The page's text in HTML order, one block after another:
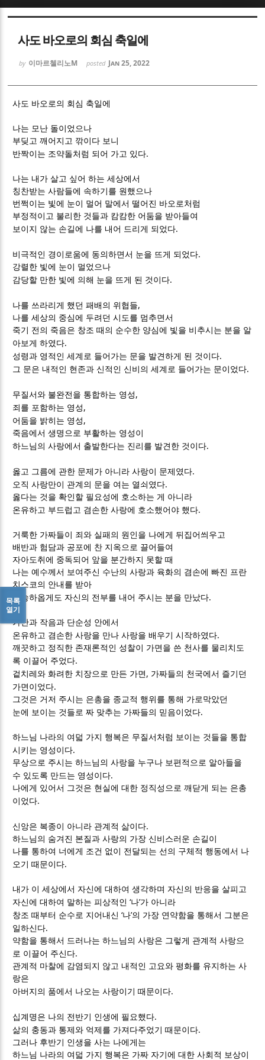
사도 바오로의 회심 축일에
by 이마르첼리노M posted Jan 25, 2022
사도 바오로의 회심 축일에
나는 모난 돌이었으나
부딪고 깨어지고 깎이다 보니
반짝이는 조약돌처럼 되어 가고 있다.
나는 내가 살고 싶어 하는 세상에서
칭찬받는 사람들에 속하기를 원했으나
번쩍이는 빛에 눈이 멀어 말에서 떨어진 바오로처럼
부정적이고 불리한 것들과 캄캄한 어둠을 받아들여
보이지 않는 손길에 나를 내어 드리게 되었다.
비극적인 경이로움에 동의하면서 눈을 뜨게 되었다.
강렬한 빛에 눈이 멀었으나
감당할 만한 빛에 의해 눈을 뜨게 된 것이다.
나를 쓰라리게 했던 패배의 위협들,
나를 세상의 중심에 두려던 시도를 멈추면서
죽기 전의 죽음은 창조 때의 순수한 양심에 빛을 비추시는 분을 알
아보게 하였다.
성령과 영적인 세계로 들어가는 문을 발견하게 된 것이다.
그 문은 내적인 현존과 신적인 신비의 세계로 들어가는 문이었다.
무질서와 불완전을 통합하는 영성 ,
죄를 포함하는 영성 ,
어둠을 밝히는 영성 ,
죽음에서 생명으로 부활하는 영성이
하느님의 사랑에서 출발한다는 진리를 발견한 것이다.
옳고 그름에 관한 문제가 아니라 사랑이 문제였다.
오직 사랑만이 관계의 문을 여는 열쇠였다.
옳다는 것을 확인할 필요성에 호소하는 게 아니라
온유하고 부드럽고 겸손한 사랑에 호소했어야 했다.
거룩한 가짜들이 죄와 실패의 원인을 나에게 뒤집어씌우고
배반과 험담과 공포에 찬 지옥으로 끌어들여
자아도취에 중독되어 앞을 분간하지 못할 때
나는 예수께서 보여주신 수난의 사랑과 육화의 겸손에 빠진 프란
치스코의 안내를 받아
황송하옵게도 자신의 전부를 내어 주시는 분을 만났다.
가난과 작음과 단순성 안에서
온유하고 겸손한 사랑을 만나 사랑을 배우기 시작하였다.
깨끗하고 정직한 존재론적인 성찰이 가면을 쓴 천사를 물리치도
록 이끌어 주었다.
겉치레와 화려한 치장으로 만든 가면 , 가짜들의 천국에서 즐기던
가면이었다.
그것은 거저 주시는 은총을 종교적 행위를 통해 가로막았던
눈에 보이는 것들로 짜 맞추는 가짜들의 믿음이었다.
하느님 나라의 여덟 가지 행복은 무질서처럼 보이는 것들을 통합
시키는 영성이다.
무상으로 주시는 하느님의 사랑을 누구나 보편적으로 알아들을
수 있도록 만드는 영성이다.
나에게 있어서 그것은 현실에 대한 정직성으로 깨닫게 되는 은총
이었다.
신앙은 복종이 아니라 관계적 삶이다.
하느님의 숨겨진 본질과 사랑의 가장 신비스러운 손길이
나를 통하여 너에게 조건 없이 전달되는 선의 구체적 행동에서 나
오기 때문이다.
내가 이 세상에서 자신에 대하여 생각하며 자신의 반응을 살피고
자신에 대하여 말하는 피상적인‘나’가 아니라
창조 때부터 순수로 지어내신‘나’의 가장 연약함을 통해서 그분은
일하신다.
약함을 통해서 드러나는 하느님의 사랑은 그렇게 관계적 사랑으
로 이끌어 주신다.
관계적 마찰에 감염되지 않고 내적인 고요와 평화를 유지하는 사
랑은
아버지의 품에서 나오는 사랑이기 때문이다.
십계명은 나의 전반기 인생에 필요했다.
삶의 충동과 통제와 억제를 가져다주었기 때문이다.
그러나 후반기 인생을 사는 나에게는
하느님 나라의 여덟 가지 행복은 가짜 자기에 대한 사회적 보상이
목록
열기
Sketchbook5, 스케치북5
Sketchbook5, 스케치북5
Sketchbook5, 스케치북5
Sketchbook5, 스케치북5